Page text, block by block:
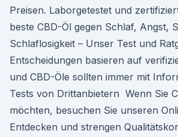
Preisen. Laborgetestet und
beste CBD-Öl gegen Schlaf, Angst,
Schlaflosigkeit – Unser Test und
Entscheidungen basieren auf
und CBD-Öle sollten immer mit
Tests von Drittanbietern Wenn Sie
möchten, besuchen Sie unseren
Entdecken und strengen